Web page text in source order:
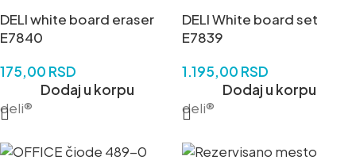
DELI white board eraser
E7840
175,00 RSD
Dodaj u korpu
deli®
DELI White board set
E7839
1.195,00 RSD
Dodaj u korpu
deli®